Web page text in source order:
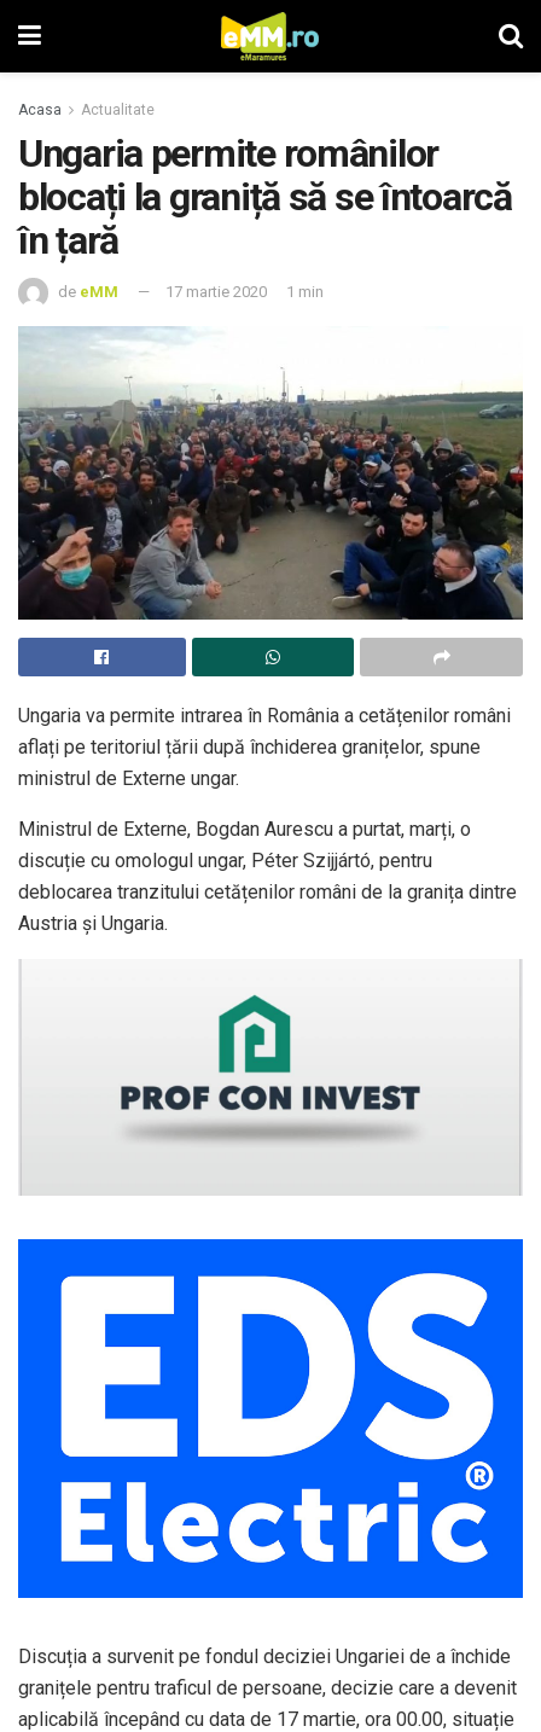
Acasa Actualitate
Ungaria permite românilor
blocați la graniță să se întoarcă
în țară
de eMM 17 martie 2020 1 min
Ungaria va permite intrarea în România a cetățenilor români
aflați pe teritoriul țării după închiderea granițelor, spune
ministrul de Externe ungar.
Ministrul de Externe, Bogdan Aurescu a purtat, marți, o
discuție cu omologul ungar, Péter Szijjártó, pentru
deblocarea tranzitului cetățenilor români de la granița dintre
Austria și Ungaria.
Discuția a survenit pe fondul deciziei Ungariei de a închide
granițele pentru traficul de persoane, decizie care a devenit
aplicabilă începând cu data de 17 martie, ora 00.00, situație